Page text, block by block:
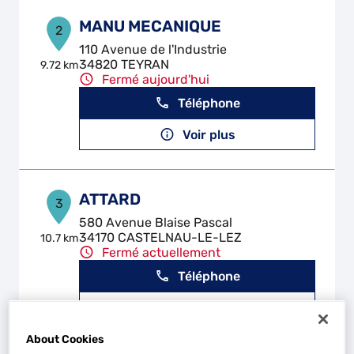
2
9.72 km
MANU MECANIQUE
110 Avenue de l'Industrie
34820 TEYRAN
Fermé aujourd'hui
Téléphone
Voir plus
3
10.7 km
ATTARD
580 Avenue Blaise Pascal
34170 CASTELNAU-LE-LEZ
Fermé actuellement
Téléphone
About Cookies